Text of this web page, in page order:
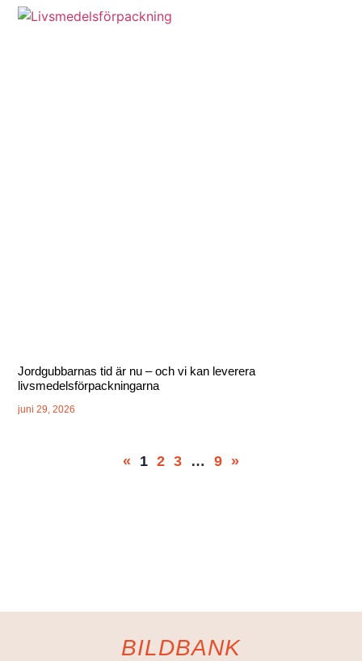
Jordgubbarnas tid är nu – och vi kan leverera
livsmedelsförpackningarna
juni 29, 2026
« 1 2 3 … 9 »
BILDBANK